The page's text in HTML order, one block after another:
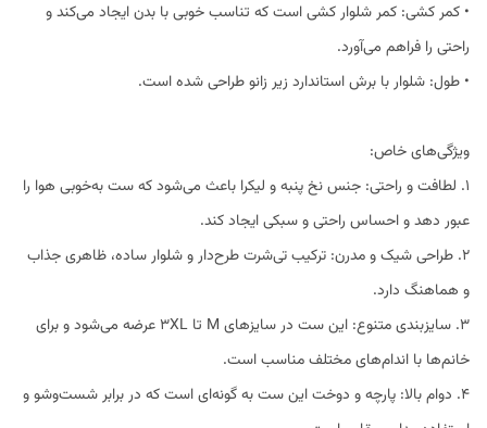
• کمر کشی: کمر شلوار کشی است که تناسب خوبی با بدن ایجاد می‌کند و
راحتی را فراهم می‌آورد.
• طول: شلوار با برش استاندارد زیر زانو طراحی شده است.
ویژگی‌های خاص:
1. لطافت و راحتی: جنس نخ پنبه و لیکرا باعث می‌شود که ست به‌خوبی هوا را
عبور دهد و احساس راحتی و سبکی ایجاد کند.
2. طراحی شیک و مدرن: ترکیب تی‌شرت طرح‌دار و شلوار ساده، ظاهری جذاب
و هماهنگ دارد.
3. سایزبندی متنوع: این ست در سایزهای M تا 3XL عرضه می‌شود و برای
خانم‌ها با اندام‌های مختلف مناسب است.
4. دوام بالا: پارچه و دوخت این ست به گونه‌ای است که در برابر شست‌وشو و